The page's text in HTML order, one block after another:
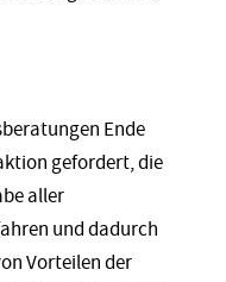
Ende
gefordert, die
aller
und dadurch
Vorteilen der